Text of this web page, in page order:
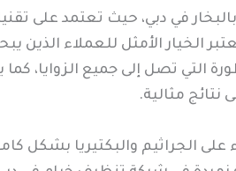
في دبي، حيث تعتمد على
الخيار الأمثل للعملاء
التي تصل إلى جميع الزوايا،
مثالية.
على الجراثيم والبكتيريا بشكل